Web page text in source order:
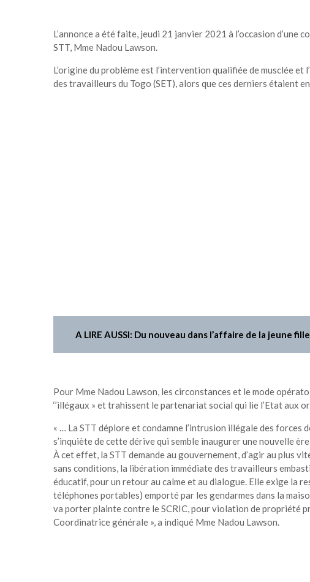
L’annonce a été faite, jeudi 21 janvier 2021 à l’occasion
STT, Mme Nadou Lawson.
L’origine du problème est l’intervention qualifiée de musclée et
des travailleurs du Togo (SET), alors que ces derniers étaient
A LIRE AUSSI: Du nouveau dans l’affaire de la jeune
Pour Mme Nadou Lawson, les circonstances et le mode
‘’illégaux » et trahissent le partenariat social qui lie l’Etat aux
« … La STT déplore et condamne l’intrusion illégale des forces
s’inquiète de cette dérive qui semble inaugurer une nouvelle
À cet effet, la STT demande au gouvernement, d’agir au plus
sans conditions, la libération immédiate des travailleurs
éducatif, pour un retour au calme et au dialogue. Elle exige la
téléphones portables) emporté par les gendarmes dans la
va porter plainte contre le SCRIC, pour violation de propriété
Coordinatrice générale », a indiqué Mme Nadou Lawson.